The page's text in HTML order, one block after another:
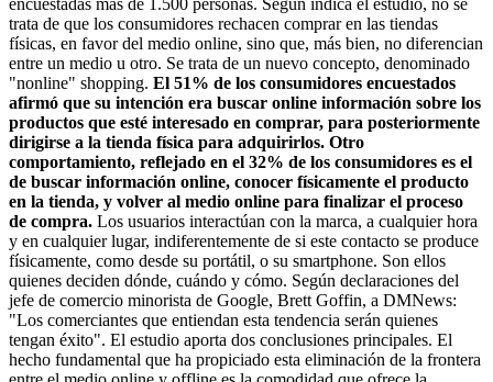
encuestadas más de 1.500 personas. Según indica el estudio, no se
trata de que los consumidores rechacen comprar en las tiendas
físicas, en favor del medio online, sino que, más bien, no diferencian
entre un medio u otro. Se trata de un nuevo concepto, denominado
"nonline" shopping. El 51% de los consumidores encuestados
afirmó que su intención era buscar online información sobre los
productos que esté interesado en comprar, para posteriormente
dirigirse a la tienda física para adquirirlos. Otro
comportamiento, reflejado en el 32% de los consumidores es el
de buscar información online, conocer físicamente el producto
en la tienda, y volver al medio online para finalizar el proceso
de compra. Los usuarios interactúan con la marca, a cualquier hora
y en cualquier lugar, indiferentemente de si este contacto se produce
físicamente, como desde su portátil, o su smartphone. Son ellos
quienes deciden dónde, cuándo y cómo. Según declaraciones del
jefe de comercio minorista de Google, Brett Goffin, a DMNews:
"Los comerciantes que entiendan esta tendencia serán quienes
tengan éxito". El estudio aporta dos conclusiones principales. El
hecho fundamental que ha propiciado esta eliminación de la frontera